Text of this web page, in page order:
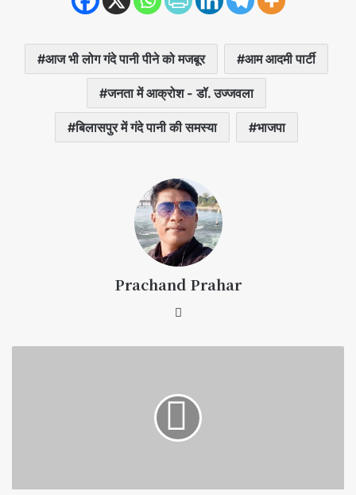
आज भी लोग गंदे पानी पीने को मजबूर आम आदमी पार्टी
जनता में आक्रोश - डॉ. उज्जवला
बिलासपुर में गंदे पानी की समस्या भाजपा
Prachand Prahar